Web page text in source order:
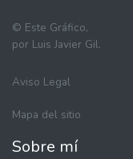
© Este Gráfico,
por Luis Javier Gil.
Aviso Legal
Mapa del sitio
Sobre mí